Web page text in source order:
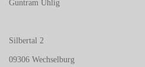
Guntram Uhlig
Silbertal 2
09306 Wechselburg